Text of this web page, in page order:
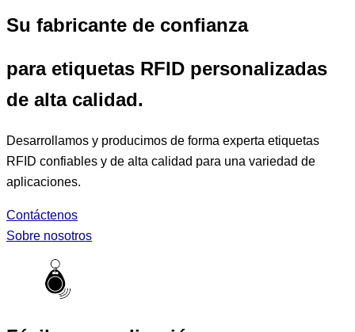
Su fabricante de confianza
para etiquetas RFID personalizadas
de alta calidad.
Desarrollamos y producimos de forma experta etiquetas
RFID confiables y de alta calidad para una variedad de
aplicaciones.
Contáctenos
Sobre nosotros